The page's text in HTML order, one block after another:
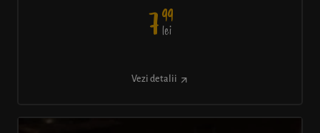
799
lei
Vezi detalii